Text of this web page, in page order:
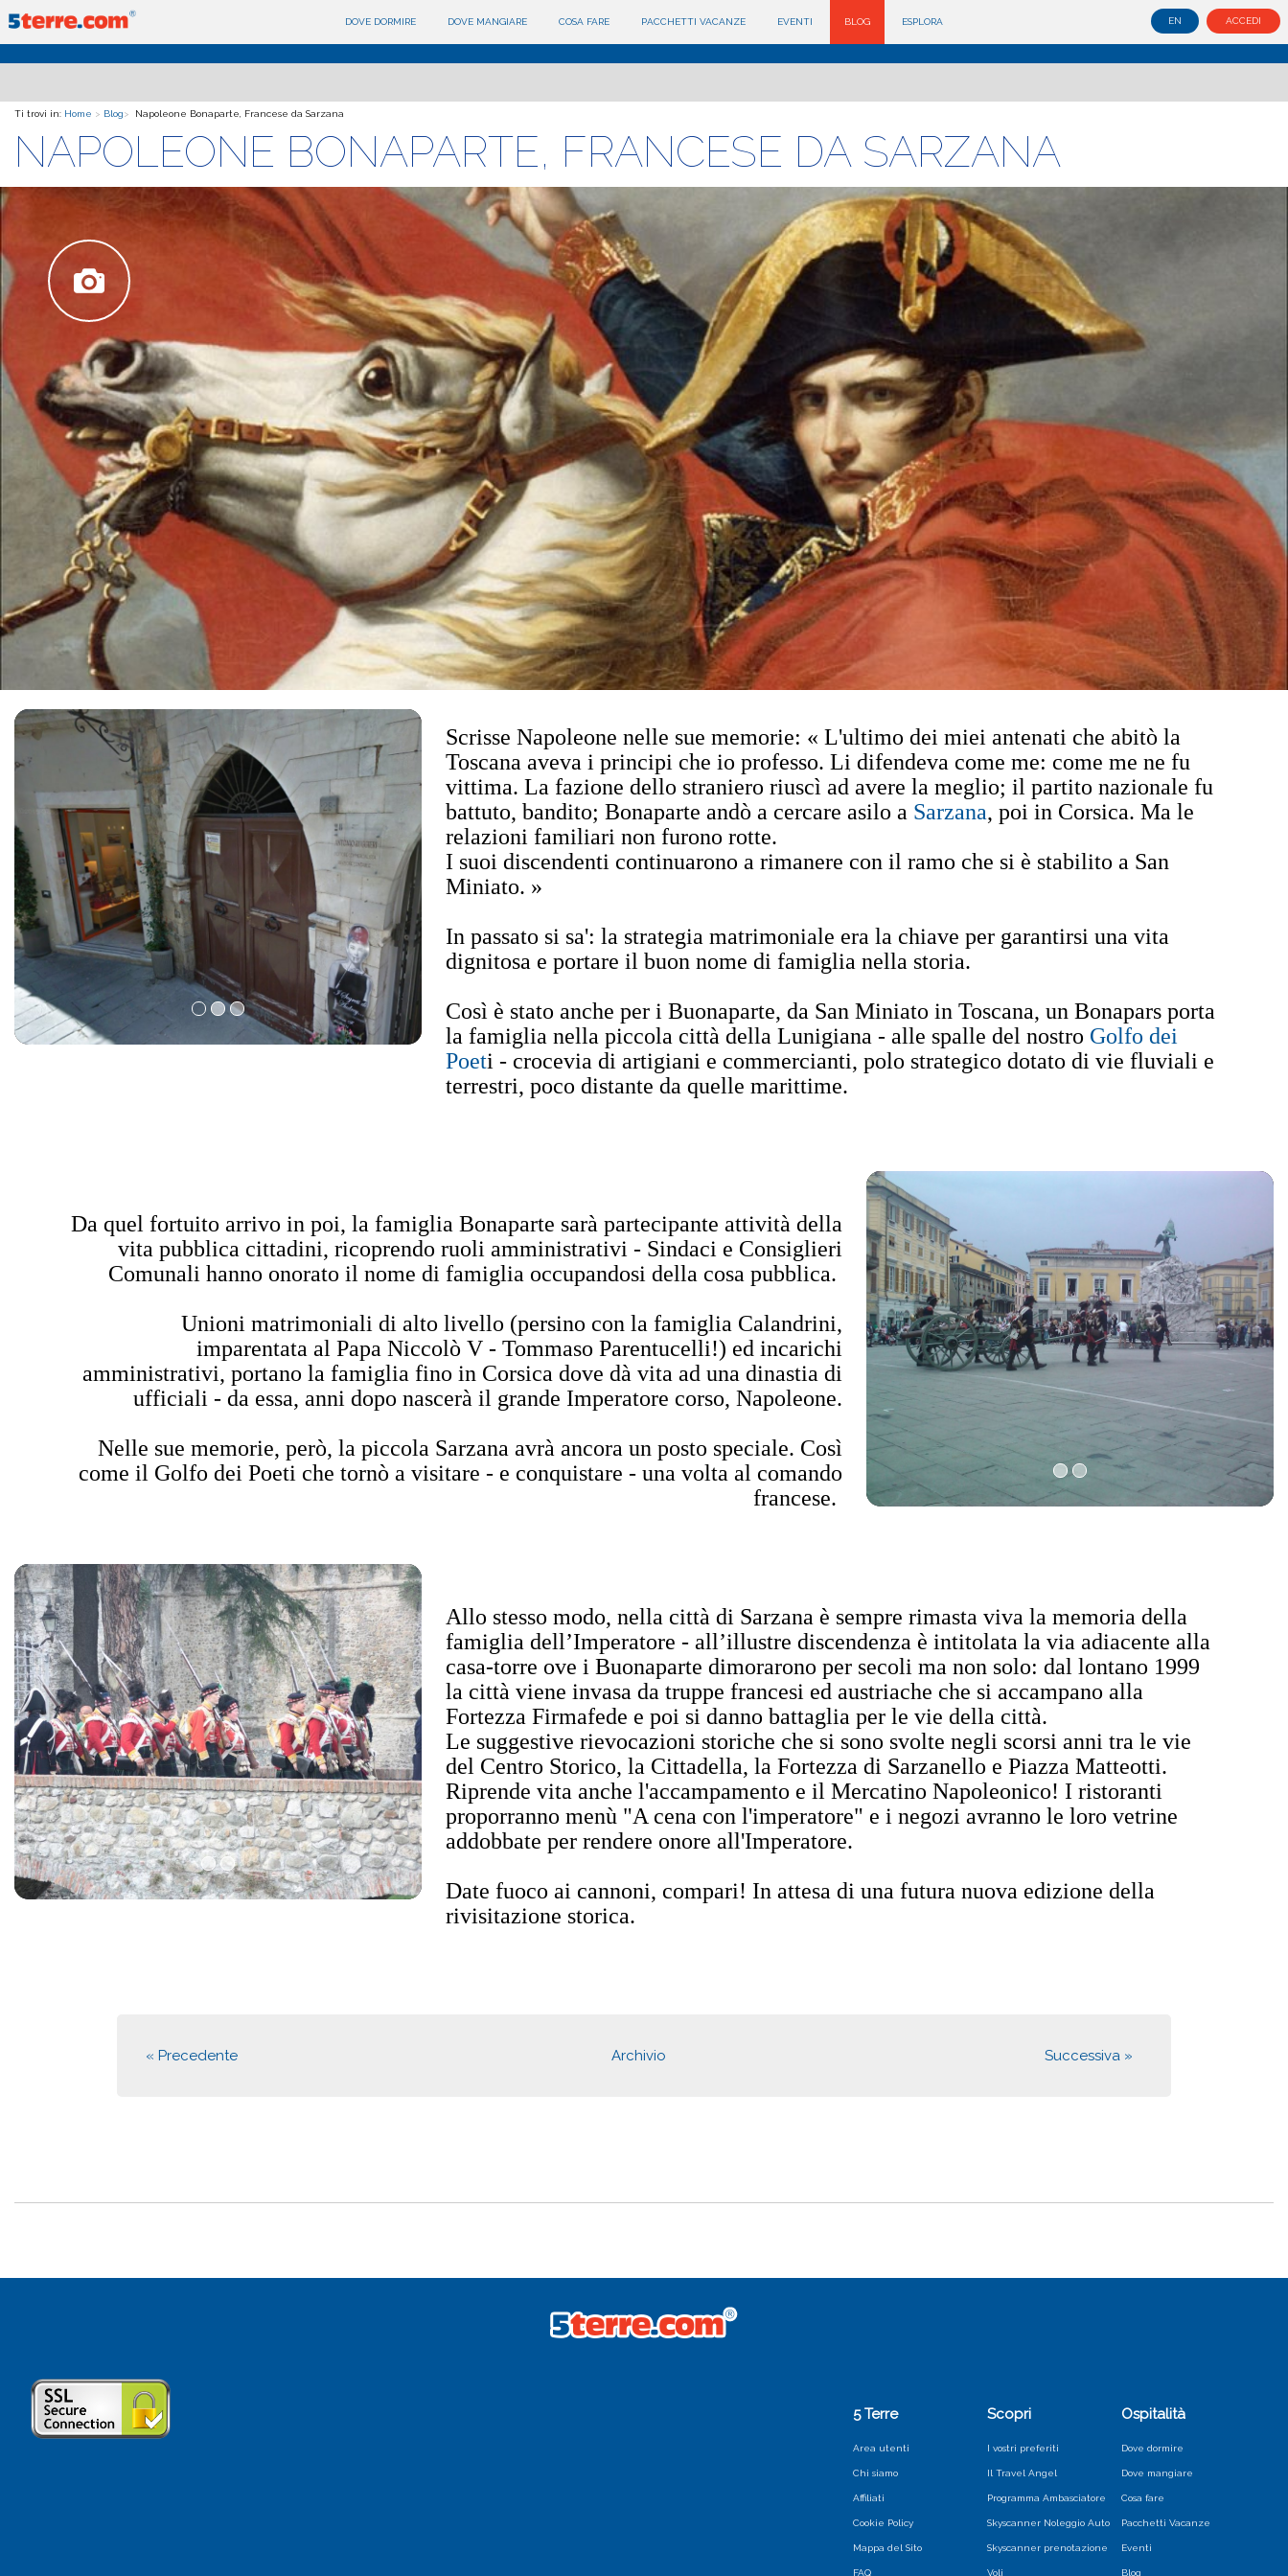
EN ACCEDI
DOVE DORMIRE DOVE MANGIARE COSA FARE PACCHETTI VACANZE EVENTI BLOG ESPLORA
Ti trovi in: Home > Blog> Napoleone Bonaparte, Francese da Sarzana
NAPOLEONE BONAPARTE, FRANCESE DA SARZANA
Scrisse Napoleone nelle sue memorie: « L'ultimo dei miei antenati che abitò la
Toscana aveva i principi che io professo. Li difendeva come me: come me ne fu
vittima. La fazione dello straniero riuscì ad avere la meglio; il partito nazionale fu
battuto, bandito; Bonaparte andò a cercare asilo a Sarzana, poi in Corsica. Ma le
relazioni familiari non furono rotte.
I suoi discendenti continuarono a rimanere con il ramo che si è stabilito a San
Miniato. »
In passato si sa': la strategia matrimoniale era la chiave per garantirsi una vita
dignitosa e portare il buon nome di famiglia nella storia.
Così è stato anche per i Buonaparte, da San Miniato in Toscana, un Bonapars porta
la famiglia nella piccola città della Lunigiana - alle spalle del nostro Golfo dei
Poeti - crocevia di artigiani e commercianti, polo strategico dotato di vie fluviali e
terrestri, poco distante da quelle marittime.
Da quel fortuito arrivo in poi, la famiglia Bonaparte sarà partecipante attività della
vita pubblica cittadini, ricoprendo ruoli amministrativi - Sindaci e Consiglieri
Comunali hanno onorato il nome di famiglia occupandosi della cosa pubblica.
Unioni matrimoniali di alto livello (persino con la famiglia Calandrini,
imparentata al Papa Niccolò V - Tommaso Parentucelli!) ed incarichi
amministrativi, portano la famiglia fino in Corsica dove dà vita ad una dinastia di
ufficiali - da essa, anni dopo nascerà il grande Imperatore corso, Napoleone.
Nelle sue memorie, però, la piccola Sarzana avrà ancora un posto speciale. Così
come il Golfo dei Poeti che tornò a visitare - e conquistare - una volta al comando
francese.
Allo stesso modo, nella città di Sarzana è sempre rimasta viva la memoria della
famiglia dell’Imperatore - all’illustre discendenza è intitolata la via adiacente alla
casa-torre ove i Buonaparte dimorarono per secoli ma non solo: dal lontano 1999
la città viene invasa da truppe francesi ed austriache che si accampano alla
Fortezza Firmafede e poi si danno battaglia per le vie della città.
Le suggestive rievocazioni storiche che si sono svolte negli scorsi anni tra le vie
del Centro Storico, la Cittadella, la Fortezza di Sarzanello e Piazza Matteotti.
Riprende vita anche l'accampamento e il Mercatino Napoleonico! I ristoranti
proporranno menù "A cena con l'imperatore" e i negozi avranno le loro vetrine
addobbate per rendere onore all'Imperatore.
Date fuoco ai cannoni, compari! In attesa di una futura nuova edizione della
rivisitazione storica.
« Precedente Archivio Successiva »
5 Terre
Area utenti
Chi siamo
Affiliati
Cookie Policy
Mappa del Sito
FAQ
Scopri
I vostri preferiti
Il Travel Angel
Programma Ambasciatore
Skyscanner Noleggio Auto
Skyscanner prenotazione
Voli
Ospitalità
Dove dormire
Dove mangiare
Cosa fare
Pacchetti Vacanze
Eventi
Blog